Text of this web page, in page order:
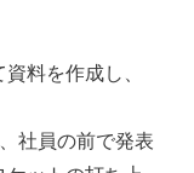
料を作成し、
社員の前で発表